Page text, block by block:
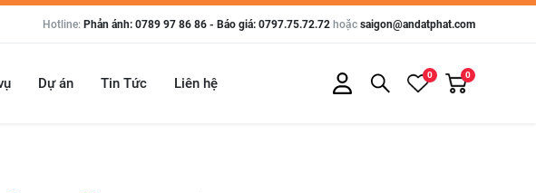
Hotline: Phản ánh: 0789 97 86 86 - Báo giá: 0797.75.72.72 hoặc saigon@andatphat.com
Dự án Tin Tức Liên hệ
0 0